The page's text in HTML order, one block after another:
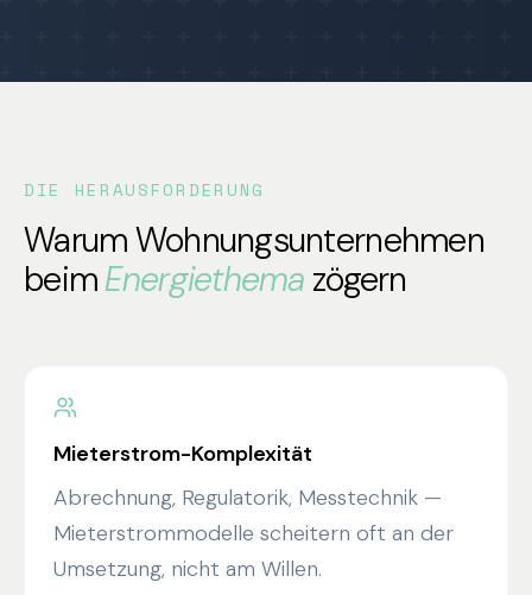
DIE HERAUSFORDERUNG
Warum Wohnungsunternehmen
beimEnergiethema zögern
Mieterstrom-Komplexität
Abrechnung, Regulatorik, Messtechnik —
Mieterstrommodelle scheitern oft an der
Umsetzung, nicht am Willen.